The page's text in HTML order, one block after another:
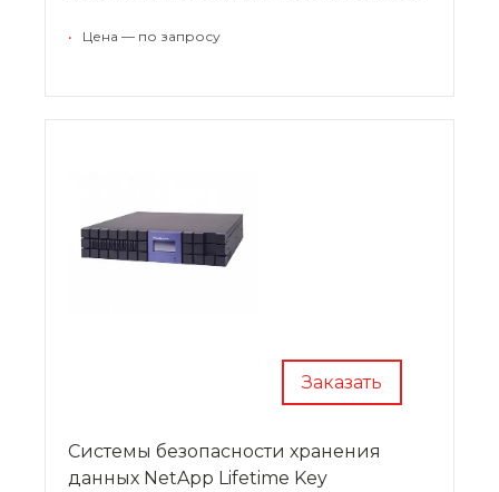
• Цена — по запросу
Заказать
Системы безопасности хранения
данных NetApp Lifetime Key